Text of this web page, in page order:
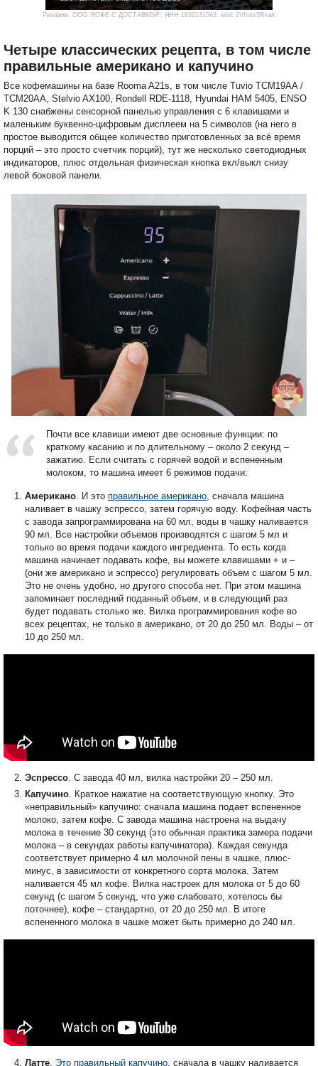
Реклама. ООО "КОФЕ С ДОСТАВКОЙ", ИНН 1832131543. erid: 2Vfnxx5Rxak
Четыре классических рецепта, в том числе
правильные американо и капучино
Все кофемашины на базе Rooma A21s, в том числе Tuvio TCM19AA /
TCM20AA, Stelvio AX100, Rondell RDE-1118, Hyundai HAM 5405, ENSO
K 130 снабжены сенсорной панелью управления с 6 клавишами и
маленьким буквенно-цифровым дисплеем на 5 символов (на него в
простое выводится общее количество приготовленных за всё время
порций – это просто счетчик порций), тут же несколько светодиодных
индикаторов, плюс отдельная физическая кнопка вкл/выкл снизу
левой боковой панели.
Почти все клавиши имеют две основные функции: по
краткому касанию и по длительному – около 2 секунд –
зажатию. Если считать с горячей водой и вспененным
молоком, то машина имеет 6 режимов подачи:
Американо. И это правильное американо, сначала машина
наливает в чашку эспрессо, затем горячую воду. Кофейная часть
с завода запрограммирована на 60 мл, воды в чашку наливается
90 мл. Все настройки объемов производятся с шагом 5 мл и
только во время подачи каждого ингредиента. То есть когда
машина начинает подавать кофе, вы можете клавишами + и –
(они же американо и эспрессо) регулировать объем с шагом 5 мл.
Это не очень удобно, но другого способа нет. При этом машина
запоминает последний поданный объем, и в следующий раз
будет подавать столько же. Вилка программирования кофе во
всех рецептах, не только в американо, от 20 до 250 мл. Воды – от
10 до 250 мл.
Эспрессо. С завода 40 мл, вилка настройки 20 – 250 мл.
Капучино. Краткое нажатие на соответствующую кнопку. Это
«неправильный» капучино: сначала машина подает вспененное
молоко, затем кофе. С завода машина настроена на выдачу
молока в течение 30 секунд (это обычная практика замера подачи
молока – в секундах работы капучинатора). Каждая секунда
соответствует примерно 4 мл молочной пены в чашке, плюс-
минус, в зависимости от конкретного сорта молока. Затем
наливается 45 мл кофе. Вилка настроек для молока от 5 до 60
секунд (с шагом 5 секунд, что уже слабовато, хотелось бы
поточнее), кофе – стандартно, от 20 до 250 мл. В итоге
вспененного молока в чашке может быть примерно до 240 мл.
Латте. Это правильный капучино, сначала в чашку наливается